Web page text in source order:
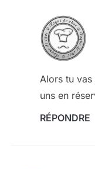
Alors tu vas
uns en
RÉPONDRE